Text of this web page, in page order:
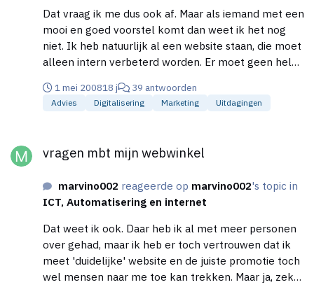
Dat vraag ik me dus ook af. Maar als iemand met een
mooi en goed voorstel komt dan weet ik het nog
niet. Ik heb natuurlijk al een website staan, die moet
alleen intern verbeterd worden. Er moet geen hele
1 mei 200818 j 39 antwoorden
Advies Digitalisering Marketing Uitdagingen
vragen mbt mijn webwinkel
marvino002 reageerde op marvino002's topic in
ICT, Automatisering en internet
Dat weet ik ook. Daar heb ik al met meer personen
over gehad, maar ik heb er toch vertrouwen dat ik
meet 'duidelijke' website en de juiste promotie toch
wel mensen naar me toe kan trekken. Maar ja, zeker